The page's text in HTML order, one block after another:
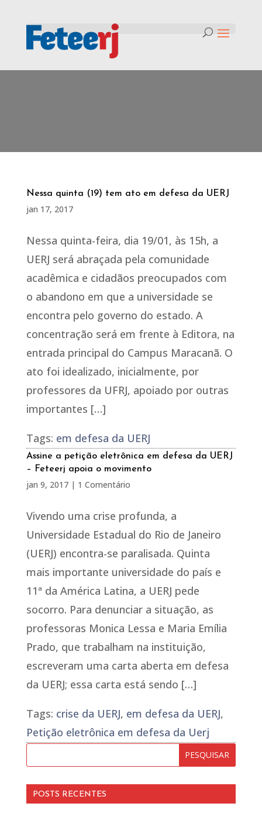
Nessa quinta (19) tem ato em defesa da UERJ
jan 17, 2017
Nessa quinta-feira, dia 19/01, às 15h, a
UERJ será abraçada pela comunidade
acadêmica e cidadãos preocupados com
o abandono em que a universidade se
encontra pelo governo do estado. A
concentração será em frente à Editora, na
entrada principal do Campus Maracanã. O
ato foi idealizado, inicialmente, por
professores da UFRJ, apoiado por outras
importantes […]
Tags: em defesa da UERJ
Assine a petição eletrônica em defesa da UERJ
– Feteerj apoia o movimento
jan 9, 2017| 1 Comentário
Vivendo uma crise profunda, a
Universidade Estadual do Rio de Janeiro
(UERJ) encontra-se paralisada. Quinta
mais importante universidade do país e
11ª da América Latina, a UERJ pede
socorro. Para denunciar a situação, as
professoras Monica Lessa e Maria Emília
Prado, que trabalham na instituição,
escreveram uma carta aberta em defesa
da UERJ; essa carta está sendo […]
Tags: crise da UERJ, em defesa da UERJ,
Petição eletrônica em defesa da Uerj
POSTS RECENTES